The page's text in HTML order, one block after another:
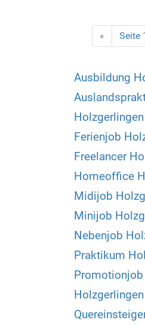
« Seite
Ausbildung
Holzgerlingen
Ferienjob
Freelancer
Homeoffice
Midijob
Minijob
Nebenjob
Praktikum
Promotionjob
Holzgerlingen